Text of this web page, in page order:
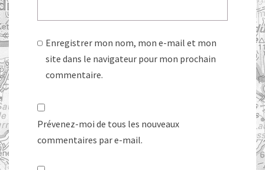
Enregistrer mon nom, mon e-mail et mon
site dans le navigateur pour mon prochain
commentaire.
Prévenez-moi de tous les nouveaux
commentaires par e-mail.